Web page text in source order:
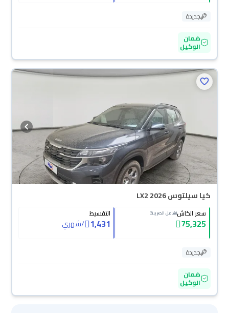
جديدة
ضمان
الوكيل
كيا سيلتوس LX2 2026
سعر الكاش(شامل الضريبة)
75,325
التقسيط
1,431
/شهري
جديدة
ضمان
الوكيل